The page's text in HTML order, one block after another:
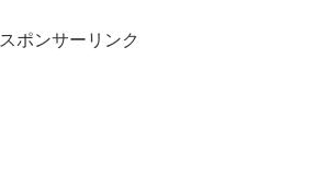
スポンサーリンク